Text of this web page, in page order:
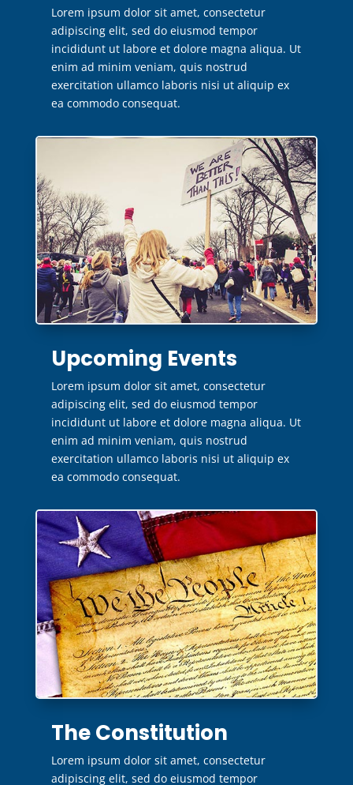
Lorem ipsum dolor sit amet, consectetur
adipiscing elit, sed do eiusmod tempor
incididunt ut labore et dolore magna aliqua. Ut
enim ad minim veniam, quis nostrud
exercitation ullamco laboris nisi ut aliquip ex
ea commodo consequat.
Upcoming Events
Lorem ipsum dolor sit amet, consectetur
adipiscing elit, sed do eiusmod tempor
incididunt ut labore et dolore magna aliqua. Ut
enim ad minim veniam, quis nostrud
exercitation ullamco laboris nisi ut aliquip ex
ea commodo consequat.
The Constitution
Lorem ipsum dolor sit amet, consectetur
adipiscing elit, sed do eiusmod tempor